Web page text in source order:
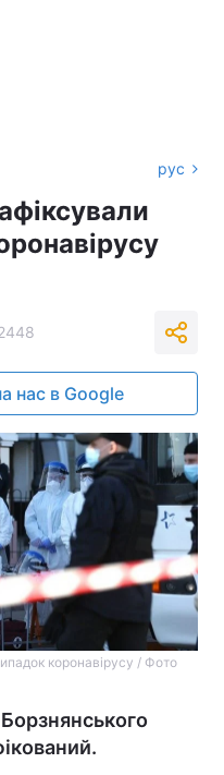
рус
нас в Google
коронавірусу / Фото